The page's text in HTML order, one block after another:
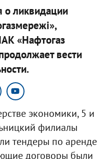
о ликвидации
«Нафтогаз
вести
экономики, 5 и
филиалы
тендеры по аренде
договоры были